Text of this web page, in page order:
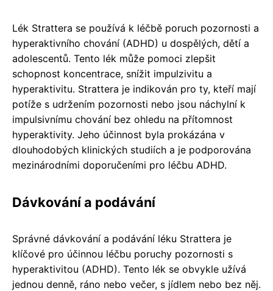
Lék Strattera se používá k léčbě poruch pozornosti a
hyperaktivního chování (ADHD) u dospělých, dětí a
adolescentů. Tento lék může pomoci zlepšit
schopnost koncentrace, snížit impulzivitu a
hyperaktivitu. Strattera je indikován pro ty, kteří mají
potíže s udržením pozornosti nebo jsou náchylní k
impulsivnímu chování bez ohledu na přítomnost
hyperaktivity. Jeho účinnost byla prokázána v
dlouhodobých klinických studiích a je podporována
mezinárodními doporučeními pro léčbu ADHD.
Dávkování a podávání
Správné dávkování a podávání léku Strattera je
klíčové pro účinnou léčbu poruchy pozornosti s
hyperaktivitou (ADHD). Tento lék se obvykle užívá
jednou denně, ráno nebo večer, s jídlem nebo bez něj.